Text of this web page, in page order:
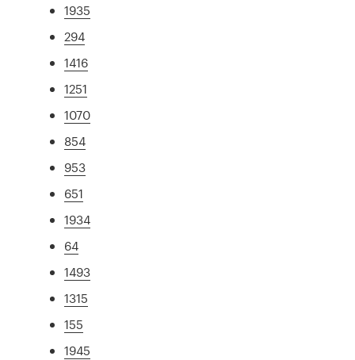
1935
294
1416
1251
1070
854
953
651
1934
64
1493
1315
155
1945